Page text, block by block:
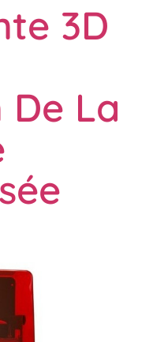
3D
La